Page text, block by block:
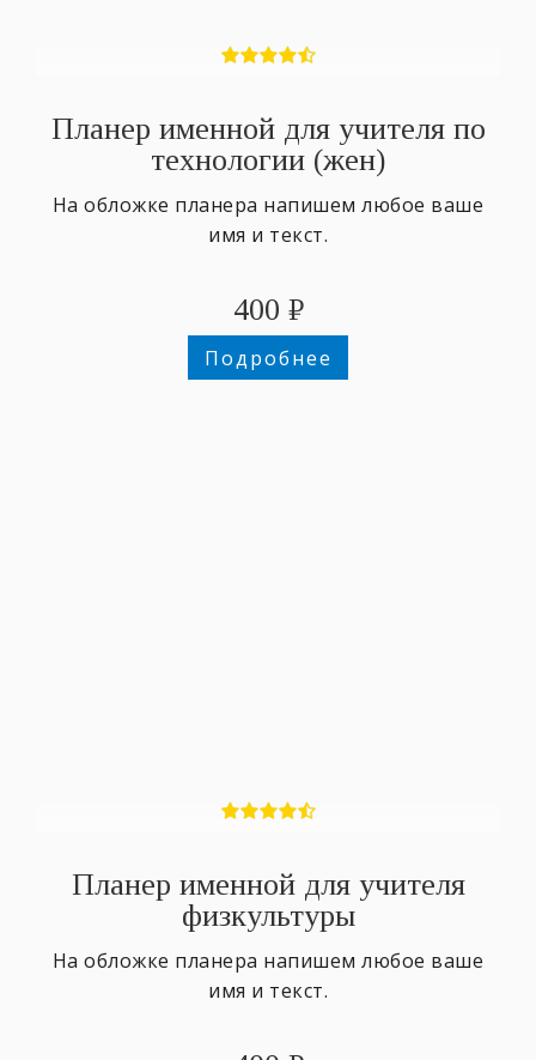
Планер именной для учителя по
технологии (жен)
На обложке планера напишем любое ваше
имя и текст.
400 ₽
Подробнее
Планер именной для учителя
физкультуры
На обложке планера напишем любое ваше
имя и текст.